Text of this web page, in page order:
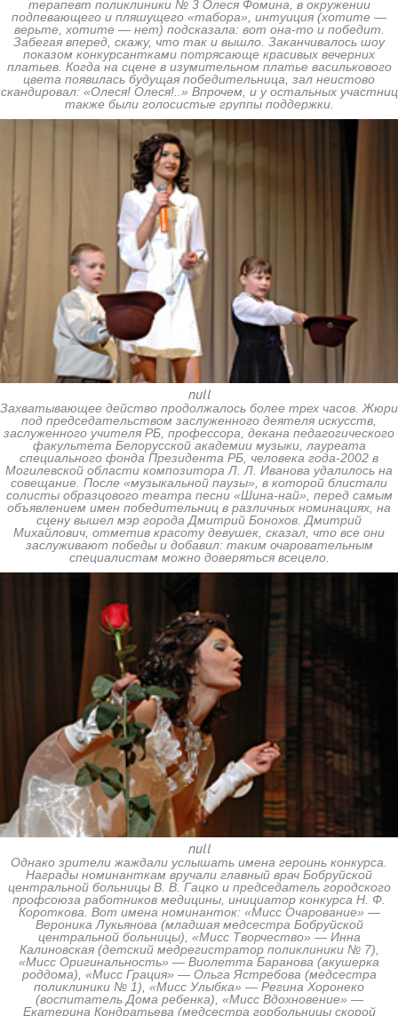
терапевт поликлиники № 3 Олеся Фомина, в окружении
подпевающего и пляшущего «табора», интуиция (хотите —
верьте, хотите — нет) подсказала: вот она-то и победит.
Забегая вперед, скажу, что так и вышло. Заканчивалось шоу
показом конкурсантками потрясающе красивых вечерних
платьев. Когда на сцене в изумительном платье василькового
цвета появилась будущая победительница, зал неистово
скандировал: «Олеся! Олеся!..» Впрочем, и у остальных участниц
также были голосистые группы поддержки.
null
Захватывающее действо продолжалось более трех часов. Жюри
под председательством заслуженного деятеля искусств,
заслуженного учителя РБ, профессора, декана педагогического
факультета Белорусской академии музыки, лауреата
специального фонда Президента РБ, человека года-2002 в
Могилевской области композитора Л. Л. Иванова удалилось на
совещание. После «музыкальной паузы», в которой блистали
солисты образцового театра песни «Шина-най», перед самым
объявлением имен победительниц в различных номинациях, на
сцену вышел мэр города Дмитрий Бонохов. Дмитрий
Михайлович, отметив красоту девушек, сказал, что все они
заслуживают победы и добавил: таким очаровательным
специалистам можно доверяться всецело.
null
Однако зрители жаждали услышать имена героинь конкурса.
Награды номинанткам вручали главный врач Бобруйской
центральной больницы В. В. Гацко и председатель городского
профсоюза работников медицины, инициатор конкурса Н. Ф.
Короткова. Вот имена номинанток: «Мисс Очарование» —
Вероника Лукьянова (младшая медсестра Бобруйской
центральной больницы), «Мисс Творчество» — Инна
Калиновская (детский медрегистратор поликлиники № 7),
«Мисс Оригинальность» — Виолетта Баранова (акушерка
роддома), «Мисс Грация» — Ольга Ястребова (медсестра
поликлиники № 1), «Мисс Улыбка» — Регина Хоронеко
(воспитатель Дома ребенка), «Мисс Вдохновение» —
Екатерина Кондратьева (медсестра горбольницы скорой